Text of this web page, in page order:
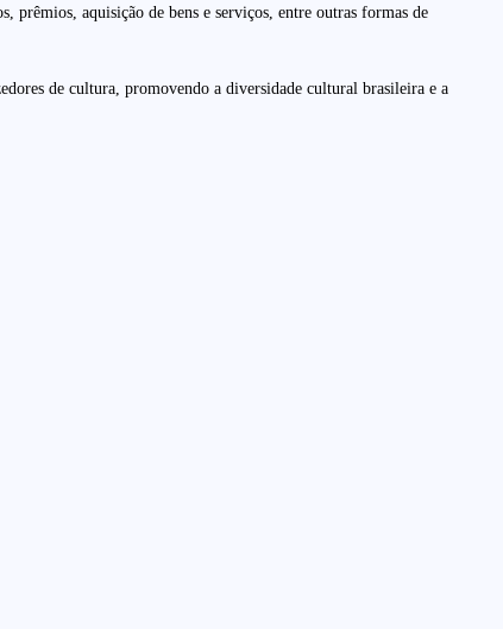
prêmios, aquisição de bens e serviços, entre outras formas de
de cultura, promovendo a diversidade cultural brasileira e a